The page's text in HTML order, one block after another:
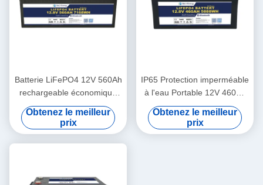
Batterie LiFePO4 12V 560Ah
rechargeable économique
5000 cycles
Obtenez le meilleur
prix
IP65 Protection imperméable
à l'eau Portable 12V 460Ah
LiFePo4 batterie longue
durée de vie pour camping-
car
Obtenez le meilleur
prix